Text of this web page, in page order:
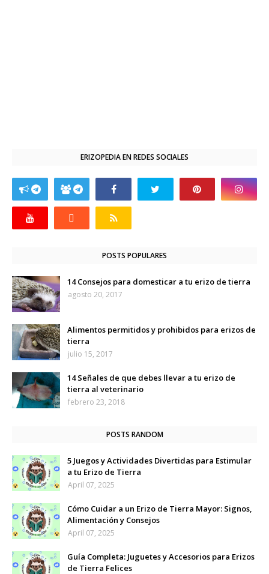
ERIZOPEDIA EN REDES SOCIALES
POSTS POPULARES
14 Consejos para domesticar a tu erizo de tierra
agosto 20, 2017
Alimentos permitidos y prohibidos para erizos de
tierra
julio 15, 2017
14 Señales de que debes llevar a tu erizo de
tierra al veterinario
febrero 23, 2018
POSTS RANDOM
5 Juegos y Actividades Divertidas para Estimular
a tu Erizo de Tierra
April 07, 2025
Cómo Cuidar a un Erizo de Tierra Mayor: Signos,
Alimentación y Consejos
April 07, 2025
Guía Completa: Juguetes y Accesorios para Erizos
de Tierra Felices